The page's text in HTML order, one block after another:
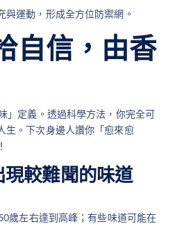
運動，形成全方位防禦網。
自信，由香
」定義。透過科學方法，你完全可
生。下次身邊人讚你「愈來愈
較難聞的味道
歲左右達到高峰；有些味道可能在